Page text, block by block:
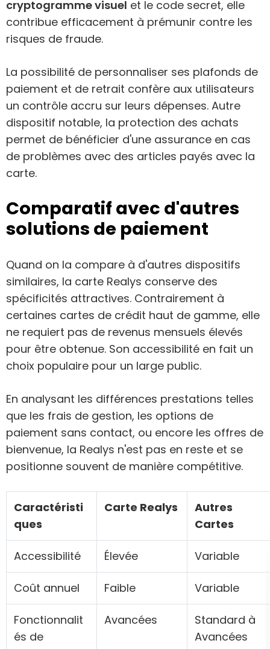
cryptogramme visuel et le code secret, elle
contribue efficacement à prémunir contre les
risques de fraude.
La possibilité de personnaliser ses plafonds de
paiement et de retrait confère aux utilisateurs
un contrôle accru sur leurs dépenses. Autre
dispositif notable, la protection des achats
permet de bénéficier d'une assurance en cas
de problèmes avec des articles payés avec la
carte.
Comparatif avec d'autres
solutions de paiement
Quand on la compare à d'autres dispositifs
similaires, la carte Realys conserve des
spécificités attractives. Contrairement à
certaines cartes de crédit haut de gamme, elle
ne requiert pas de revenus mensuels élevés
pour être obtenue. Son accessibilité en fait un
choix populaire pour un large public.
En analysant les différences prestations telles
que les frais de gestion, les options de
paiement sans contact, ou encore les offres de
bienvenue, la Realys n'est pas en reste et se
positionne souvent de manière compétitive.
Caractéristi
ques
Carte Realys
Autres
Cartes
Accessibilité Élevée Variable
Coût annuel Faible Variable
Fonctionnalit
és de
Avancées
Standard à
Avancées